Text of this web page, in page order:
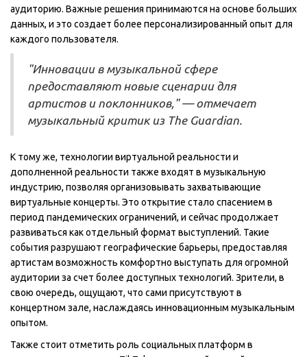
аудиторию. Важные решения принимаются на основе больших
данных, и это создает более персонализированный опыт для
каждого пользователя.
"Инновации в музыкальной сфере
предоставляют новые сценарии для
артистов и поклонников," — отмечает
музыкальный критик из The Guardian.
К тому же, технологии виртуальной реальности и
дополненной реальности также входят в музыкальную
индустрию, позволяя организовывать захватывающие
виртуальные концерты. Это открытие стало спасением в
период пандемических ограничений, и сейчас продолжает
развиваться как отдельный формат выступлений. Такие
события разрушают географические барьеры, предоставляя
артистам возможность комфортно выступать для огромной
аудитории за счет более доступных технологий. Зрители, в
свою очередь, ощущают, что сами присутствуют в
концертном зале, наслаждаясь инновационным музыкальным
опытом.
Также стоит отметить роль социальных платформ в